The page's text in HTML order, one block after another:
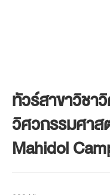
ทัวร์สาขาวิชา
วิศวกรรมศาส
Mahidol